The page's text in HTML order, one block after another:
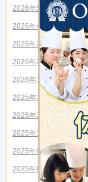
2026年5月の一覧
2026年4月の一覧
2026年3月の一覧
2026年2月の一覧
2026年1月の一覧
2025年12月の一覧
2025年11月の一覧
2025年10月の一覧
2025年9月の一覧
2025年8月の一覧